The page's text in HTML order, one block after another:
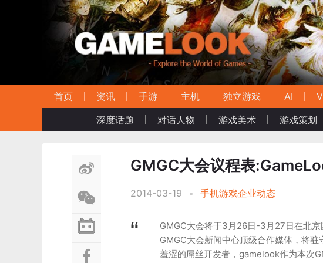
首页 资讯 手游 主机 独立游戏 AI
深度话题
对话人物 游戏美术 游戏策划
GMGC大会议程表
2014-03-19 • 手机游戏企业动态
GMGC大会将于3月26日-3月27日在北
GMGC大会新闻中心顶级合作媒体，将
羞涩的屌丝开发者，gamelook作为本次